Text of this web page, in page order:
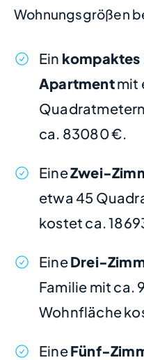
Wohnungsgrößen
Ein
Apartmentmit
ca. 83080 €.
EineZwei-
etwa 45
kostet ca.
EineDrei-
Familie mit ca.
Wohnfläche
EineFünf-